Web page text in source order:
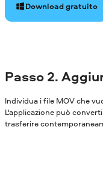
Download gratuito
Passo 2.
Individua i file MOV che
L'applicazione può
trasferire